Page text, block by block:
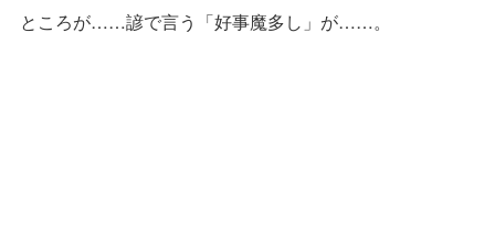
ところが……諺で言う「好事魔多し」が……。